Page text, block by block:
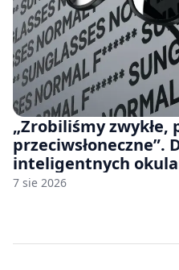
„Zrobiliśmy
przeciwsłoneczne”.
inteligentnych
7 sie 2026